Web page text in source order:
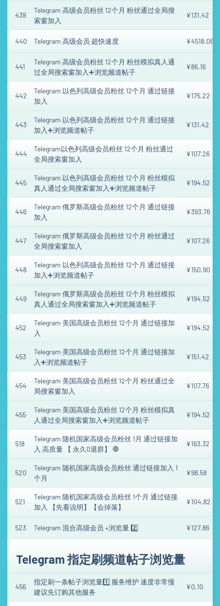
439
Telegram 高级会员粉丝 12个月 粉丝通过全局搜
索窗加入
¥131.42
440 Telegram 高级会员 超快速度 ¥4518.06
441
Telegram 高级会员粉丝 12个月 粉丝模拟真人通
过全局搜索窗加入➕浏览频道帖子
¥86.16
442
Telegram 以色列高级会员粉丝 12个月 通过链接
加入
¥175.22
443
Telegram 以色列高级会员粉丝 12个月 通过链接
加入➕浏览频道帖子
¥131.42
444
Telegram以色列高级会员粉丝 12个月 粉丝通过
全局搜索窗加入
¥107.26
445
Telegram 以色列高级会员粉丝 12个月 粉丝模拟
真人通过全局搜索窗加入➕浏览频道帖子
¥194.52
446
Telegram 俄罗斯高级会员粉丝 12个月 通过链接
加入
¥393.76
447
Telegram 俄罗斯高级会员粉丝 12个月 粉丝通过
全局搜索窗加入
¥107.26
448
Telegram 以色列高级会员粉丝 12个月 通过链接
加入➕浏览频道帖子
¥150.90
449
Telegram 俄罗斯高级会员粉丝 12个月 粉丝模拟
真人通过全局搜索窗加入➕浏览频道帖子
¥194.52
452
Telegram 美国高级会员粉丝 12个月 通过链接加
入
¥194.52
453
Telegram 美国高级会员粉丝 12个月 通过链接加
入➕浏览频道帖子
¥151.42
454
Telegram 美国高级会员粉丝 12个月 粉丝通过全
局搜索窗加入
¥107.76
455
Telegram 美国高级会员粉丝 12个月 粉丝模拟真
人通过全局搜索窗加入➕浏览频道帖子
¥194.52
518
Telegram 随机国家高级会员粉丝 1月 通过链接加
入 高质量 【 永久0退群】 🛑
¥163.32
520
Telegram 随机国家高级会员粉丝 通过链接加入 1
个月
¥98.58
521
Telegram 随机国家高级会员粉丝 1个月 通过链接
加入 【先看说明】【会掉落】
¥104.82
523 Telegram 混合高级会员 +浏览量 2️⃣ ¥127.86
Telegram 指定刷频道帖子浏览量
456
指定刷一条帖子浏览量1️⃣ 服务维护 速度非常慢
建议先订购其他服务
¥0.10